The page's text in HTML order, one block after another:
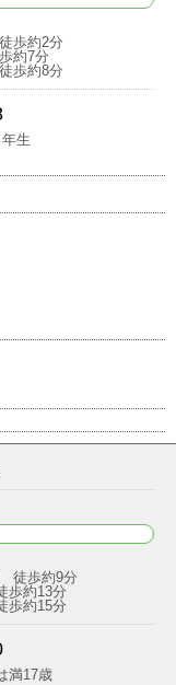
歩約2分
約7分
歩約8分
生
徒歩約9分
約13分
約15分
満17歳